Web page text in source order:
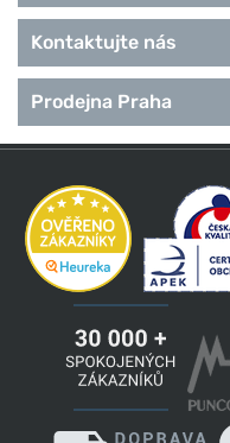
Kontaktujte nás
Prodejna Praha